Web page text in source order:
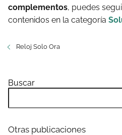
complementos, puedes
contenidos en la categoría
Reloj Solo Ora
Buscar
Otras publicaciones